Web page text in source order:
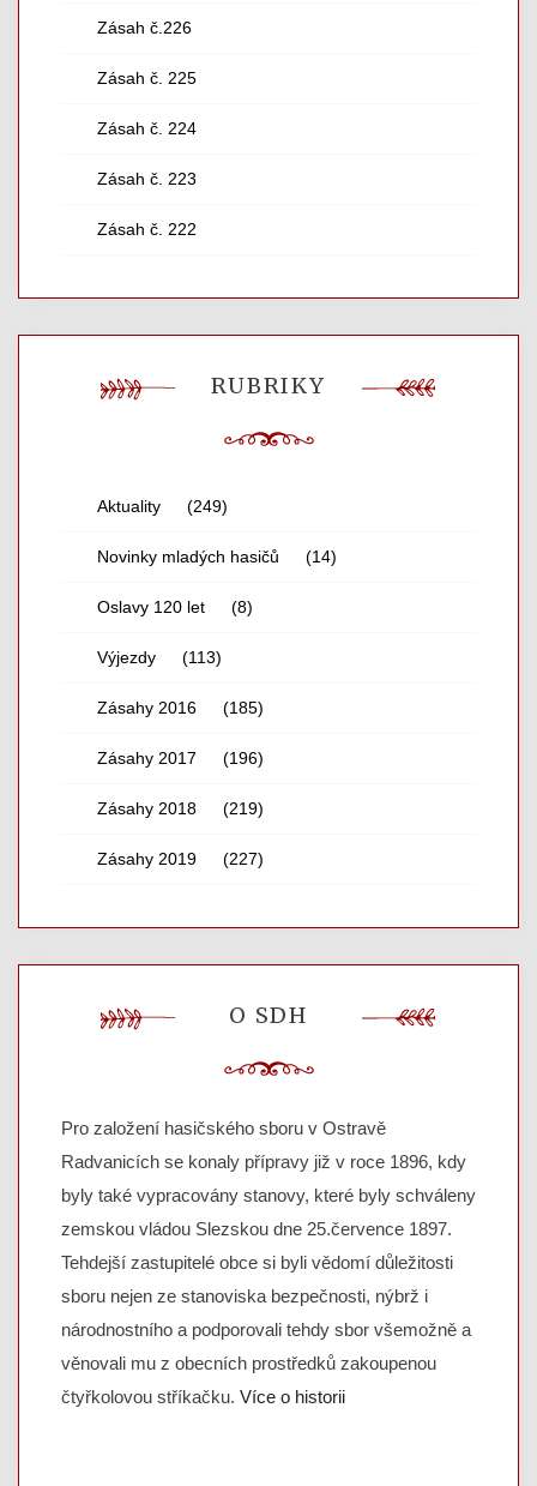
Zásah č.226
Zásah č. 225
Zásah č. 224
Zásah č. 223
Zásah č. 222
RUBRIKY
Aktuality (249)
Novinky mladých hasičů (14)
Oslavy 120 let (8)
Výjezdy (113)
Zásahy 2016 (185)
Zásahy 2017 (196)
Zásahy 2018 (219)
Zásahy 2019 (227)
O SDH
Pro založení hasičského sboru v Ostravě
Radvanicích se konaly přípravy již v roce 1896, kdy
byly také vypracovány stanovy, které byly schváleny
zemskou vládou Slezskou dne 25.července 1897.
Tehdejší zastupitelé obce si byli vědomí důležitosti
sboru nejen ze stanoviska bezpečnosti, nýbrž i
národnostního a podporovali tehdy sbor všemožně a
věnovali mu z obecních prostředků zakoupenou
čtyřkolovou stříkačku. Více o historii